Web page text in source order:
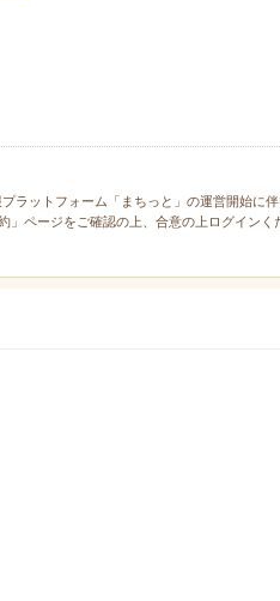
ラットフォーム「まちっと」の運営開始に
」ページをご確認の上、合意の上ログインく